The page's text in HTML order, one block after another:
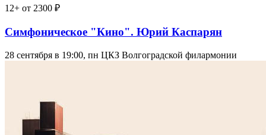
12+ от 2300 ₽
Симфоническое "Кино". Юрий Каспарян
28 сентября в 19:00, пн ЦКЗ Волгоградской филармонии